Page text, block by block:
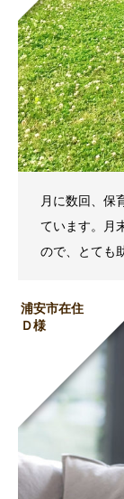
月に数回、保
ています。月
ので、とても
浦安市在住
Ｄ様